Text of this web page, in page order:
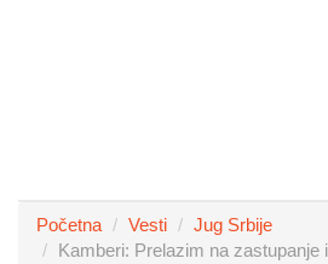
Početna Vesti
Jug Srbije
Kamberi: Prelazim na zastupanje